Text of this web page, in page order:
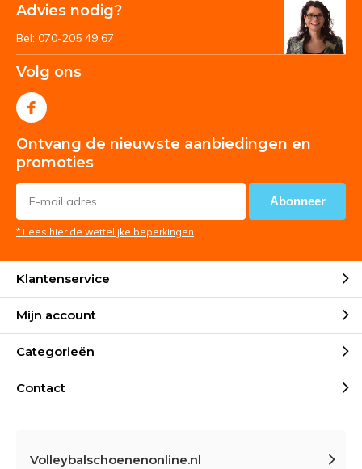
Advies nodig?
Bel: 070-205 49 67
Volg ons
Ontvang de nieuwste aanbiedingen en
promoties
Abonneer
* Lees hier de wettelijke beperkingen
Klantenservice
Mijn account
Categorieën
Contact
Volleybalschoenenonline.nl